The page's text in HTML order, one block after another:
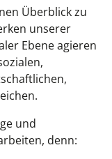
Überblick zu
unserer
Ebene agieren
und
denn: